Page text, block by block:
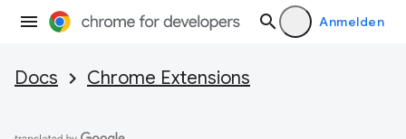
Anmelden
Docs Chrome Extensions